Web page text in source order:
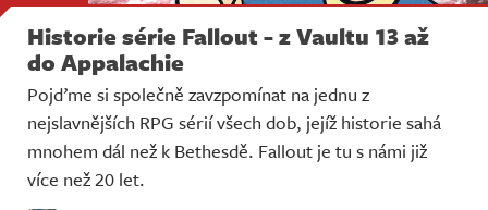
Historie série Fallout - z Vaultu 13 až
do Appalachie
Pojďme si společně zavzpomínat na jednu z
nejslavnějších RPG sérií všech dob, jejíž historie sahá
mnohem dál než k Bethesdě. Fallout je tu s námi již
více než 20 let.